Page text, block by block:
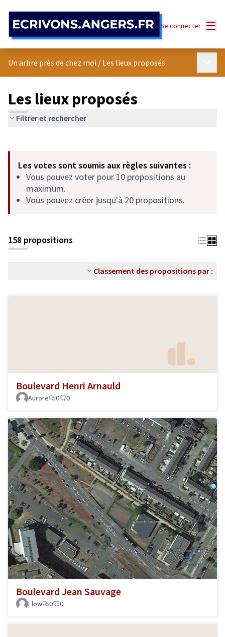
Se connecter
Un arbre près de chez moi / Les lieux proposés
Les lieux proposés
Filtrer et rechercher
−
Les votes sont soumis aux règles suivantes :
Vous pouvez voter pour 10 propositions au
maximum.
Vous pouvez créer jusqu'à 20 propositions.
158 propositions
Classement des propositions par :
Boulevard Henri Arnauld
Aurore 0 0
Boulevard Jean Sauvage
Flow 0 0